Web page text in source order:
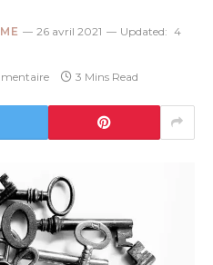
26 avril 2021 Updated: 4
3 Mins Read